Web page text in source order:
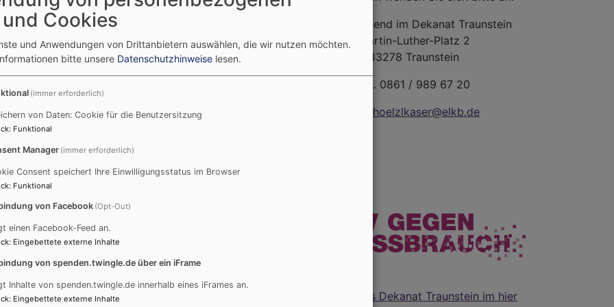
Friedrich
Brauchtumsorganisationen ist er der größte in
ganz Bayern. Am vergangenen Wochenende
Kaiserwetter mit mehr als 8000 Kindern,
Den Festgottesdienst zelebrierte Stadtpfarrer
Konrad Roider. Erstmals war Dekan Peter
Bertram bei der Predigt mit eingebunden.
wertvoll wie ein kontemplatives Lebens
sich ergänzen. Es brauche sowohl Hand
der Ruhe, Momente für Gott, dürften nicht
zu gestalten. Zudem müsse man immer
beste Beispiel für ein perfektes
Zusammenspiel von Arbeit und Feiern, so
Bertram, es kombiniert Hoamat, Brauchtum
Evang. Jugend im Dekanat Traunstein
Martin-Luther-Platz 2
83278 Traunstein
Tel. 0861 / 989 67 20
wiedhoelzlkaser@elkb.de
Infos für das Dekanat Traunstein im hier
Cookies
und Anwendungen von Drittanbietern auswählen, die wir nutzen möchten.
bitte unsere Datenschutzhinweise lesen.
(immer erforderlich)
von Daten: Cookie für die Benutzersitzung
: Funktional
Manager (immer erforderlich)
Consent speichert Ihre Einwilligungsstatus im Browser
: Funktional
von Facebook (Opt-Out)
einen Facebook-Feed an.
: Eingebettete externe Inhalte
von spenden.twingle.de über ein iFrame
Inhalte von spenden.twingle.de innerhalb eines iFrames an.
: Eingebettete externe Inhalte